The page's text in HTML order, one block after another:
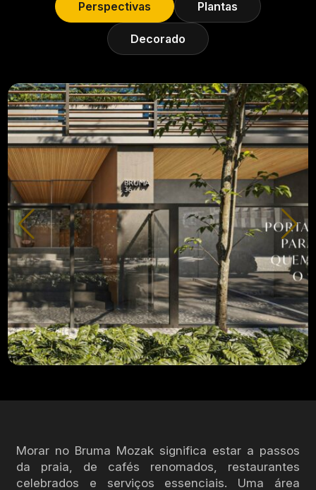
Perspectivas Plantas
Decorado
Morar no Bruma Mozak significa estar a passos
da praia, de cafés renomados, restaurantes
celebrados e serviços essenciais. Uma área